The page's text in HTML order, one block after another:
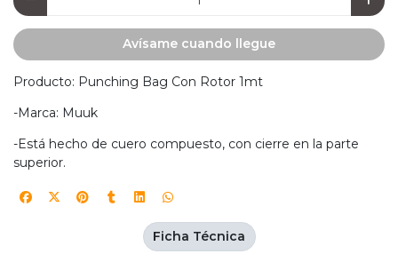
Avísame cuando llegue
Producto: Punching Bag Con Rotor 1mt
-Marca: Muuk
-Está hecho de cuero compuesto, con cierre en la parte
superior.
Ficha Técnica